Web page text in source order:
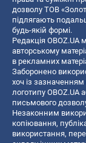
дозволу ТОВ
підлягають
будь-якій формі.
Редакція OBOZ.UA
авторському
в рекламних
Заборонено
хоч із зазначенням
логотипу OBOZ.UA
письмового
Незаконним
копiювання,
використання,